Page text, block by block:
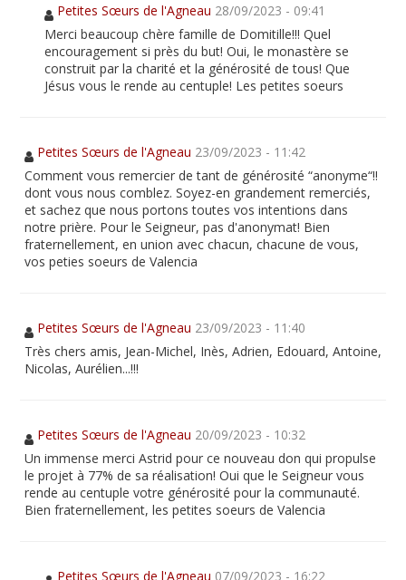
Petites Sœurs de l'Agneau 28/09/2023 - 09:41
Merci beaucoup chère famille de Domitille!!! Quel
encouragement si près du but! Oui, le monastère se
construit par la charité et la générosité de tous! Que
Jésus vous le rende au centuple! Les petites soeurs
Petites Sœurs de l'Agneau 23/09/2023 - 11:42
Comment vous remercier de tant de générosité “anonyme“!!
dont vous nous comblez. Soyez-en grandement remerciés,
et sachez que nous portons toutes vos intentions dans
notre prière. Pour le Seigneur, pas d'anonymat! Bien
fraternellement, en union avec chacun, chacune de vous,
vos peties soeurs de Valencia
Petites Sœurs de l'Agneau 23/09/2023 - 11:40
Très chers amis, Jean-Michel, Inès, Adrien, Edouard, Antoine,
Nicolas, Aurélien...!!!
Petites Sœurs de l'Agneau 20/09/2023 - 10:32
Un immense merci Astrid pour ce nouveau don qui propulse
le projet à 77% de sa réalisation! Oui que le Seigneur vous
rende au centuple votre générosité pour la communauté.
Bien fraternellement, les petites soeurs de Valencia
Petites Sœurs de l'Agneau 07/09/2023 - 16:22